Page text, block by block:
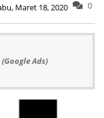
Maret 18, 2020 0
Ads)